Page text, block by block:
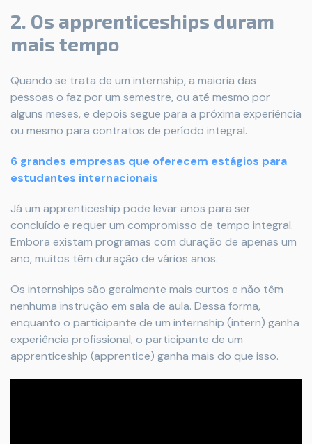
2. Os apprenticeships duram
mais tempo
Quando se trata de um internship, a maioria das
pessoas o faz por um semestre, ou até mesmo por
alguns meses, e depois segue para a próxima experiência
ou mesmo para contratos de período integral.
6 grandes empresas que oferecem estágios para
estudantes internacionais
Já um apprenticeship pode levar anos para ser
concluído e requer um compromisso de tempo integral.
Embora existam programas com duração de apenas um
ano, muitos têm duração de vários anos.
Os internships são geralmente mais curtos e não têm
nenhuma instrução em sala de aula. Dessa forma,
enquanto o participante de um internship (intern) ganha
experiência profissional, o participante de um
apprenticeship (apprentice) ganha mais do que isso.